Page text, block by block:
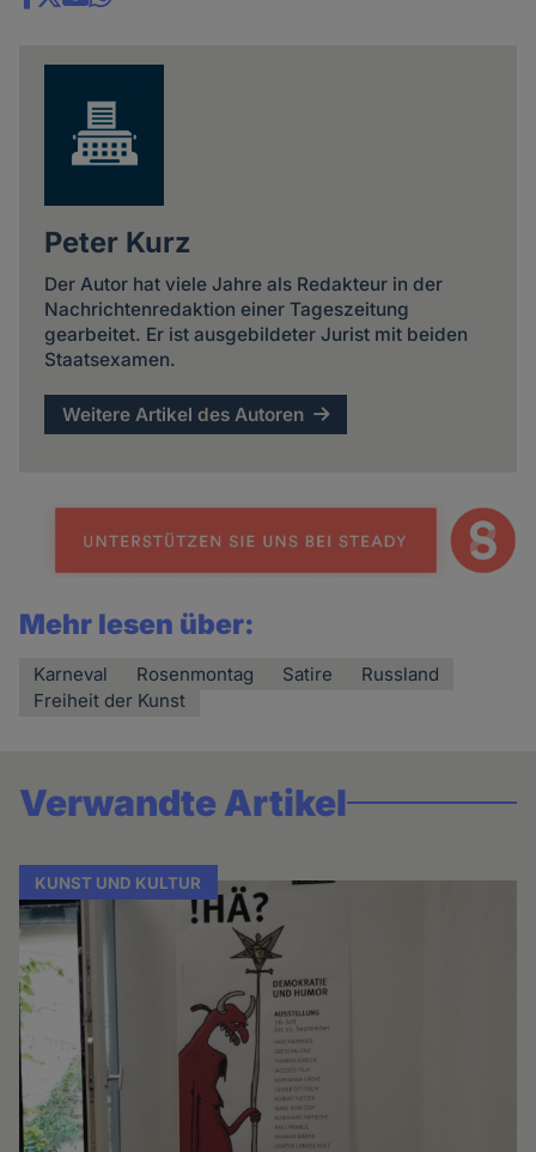
Share
Peter Kurz
Der Autor hat viele Jahre als Redakteur in der
Nachrichtenredaktion einer Tageszeitung
gearbeitet. Er ist ausgebildeter Jurist mit beiden
Staatsexamen.
Weitere Artikel des Autoren
Mehr lesen über:
Karneval Rosenmontag Satire
Russland
Freiheit der Kunst
Verwandte Artikel
KUNST UND KULTUR